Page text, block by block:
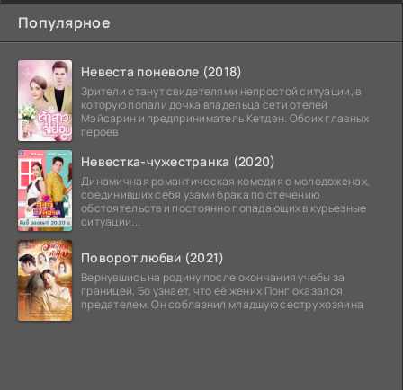
Популярное
Невеста поневоле (2018)
Зрители станут свидетелями непростой ситуации, в
которую попали дочка владельца сети отелей
Мэйсарин и предприниматель Кетдэн. Обоих главных
героев
Невестка-чужестранка (2020)
Динамичная романтическая комедия о молодоженах,
соединивших себя узами брака по стечению
обстоятельств и постоянно попадающих в курьезные
ситуации...
Поворот любви (2021)
Вернувшись на родину после окончания учебы за
границей, Бо узнает, что её жених Понг оказался
предателем. Он соблазнил младшую сестру хозяина